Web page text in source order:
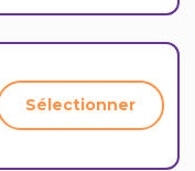
Sélectionner